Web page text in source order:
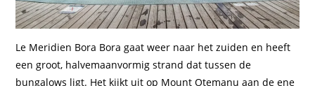
Le Meridien Bora Bora gaat weer naar het zuiden en heeft
een groot, halvemaanvormig strand dat tussen de
bungalows ligt. Het kijkt uit op Mount Otemanu aan de ene